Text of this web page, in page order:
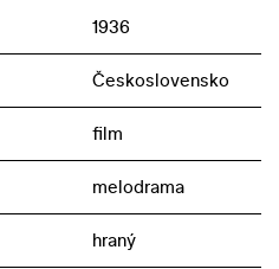
1936
Československo
film
melodrama
hraný